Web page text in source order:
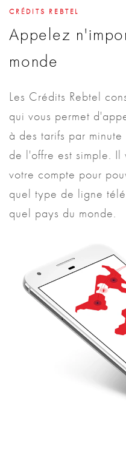
CRÉDITS REBTEL
Appelez
monde
Les Crédits Rebtel
qui vous permet
à des tarifs par
de l'offre est simple. Il
votre compte pour
quel type de ligne
quel pays du monde.